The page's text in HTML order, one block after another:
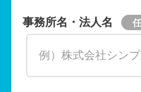
事務所名・法人名